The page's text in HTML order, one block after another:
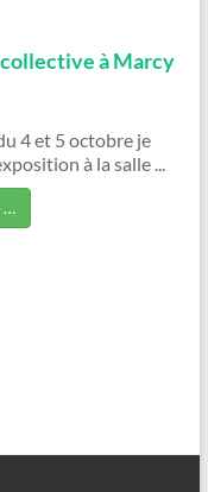
à Marcy
4 et 5 octobre je
à la salle ...
…